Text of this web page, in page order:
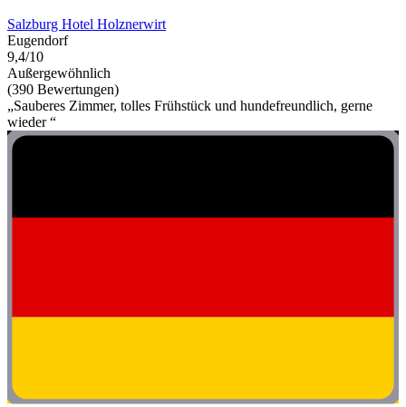
Salzburg Hotel Holznerwirt
Eugendorf
9,4/10
Außergewöhnlich
(390 Bewertungen)
„Sauberes Zimmer, tolles Frühstück und hundefreundlich, gerne
wieder “